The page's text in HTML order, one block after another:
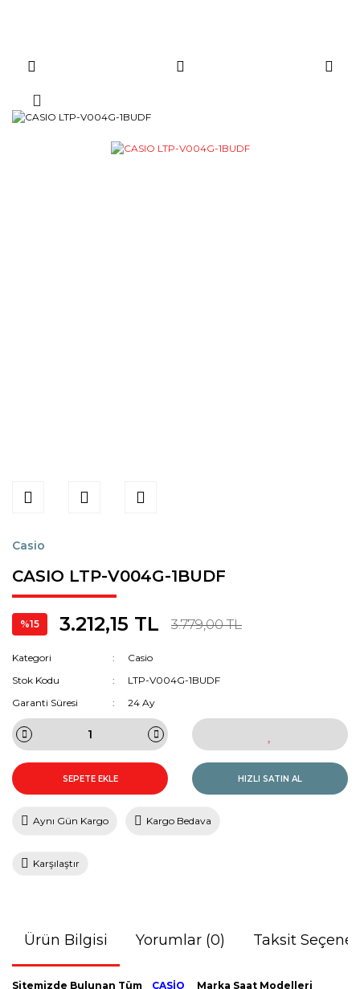
Casio
CASIO LTP-V004G-1BUDF
%15 3.212,15 TL 3.779,00 TL
Kategori
Casio
Stok Kodu
LTP-V004G-1BUDF
Garanti Süresi
24 Ay
SEPETE EKLE HIZLI SATIN AL
Aynı Gün Kargo Kargo Bedava
Karşılaştır
Ürün Bilgisi Yorumlar (0) Taksit
Sitemizde Bulunan Tüm CASİO
Marka Saat Modelleri